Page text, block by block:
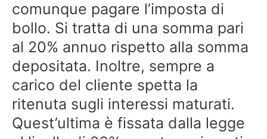
comunque pagare l’imposta di
bollo. Si tratta di una somma pari
al 20% annuo rispetto alla somma
depositata. Inoltre, sempre a
carico del cliente spetta la
ritenuta sugli interessi maturati.
Quest’ultima è fissata dalla legge